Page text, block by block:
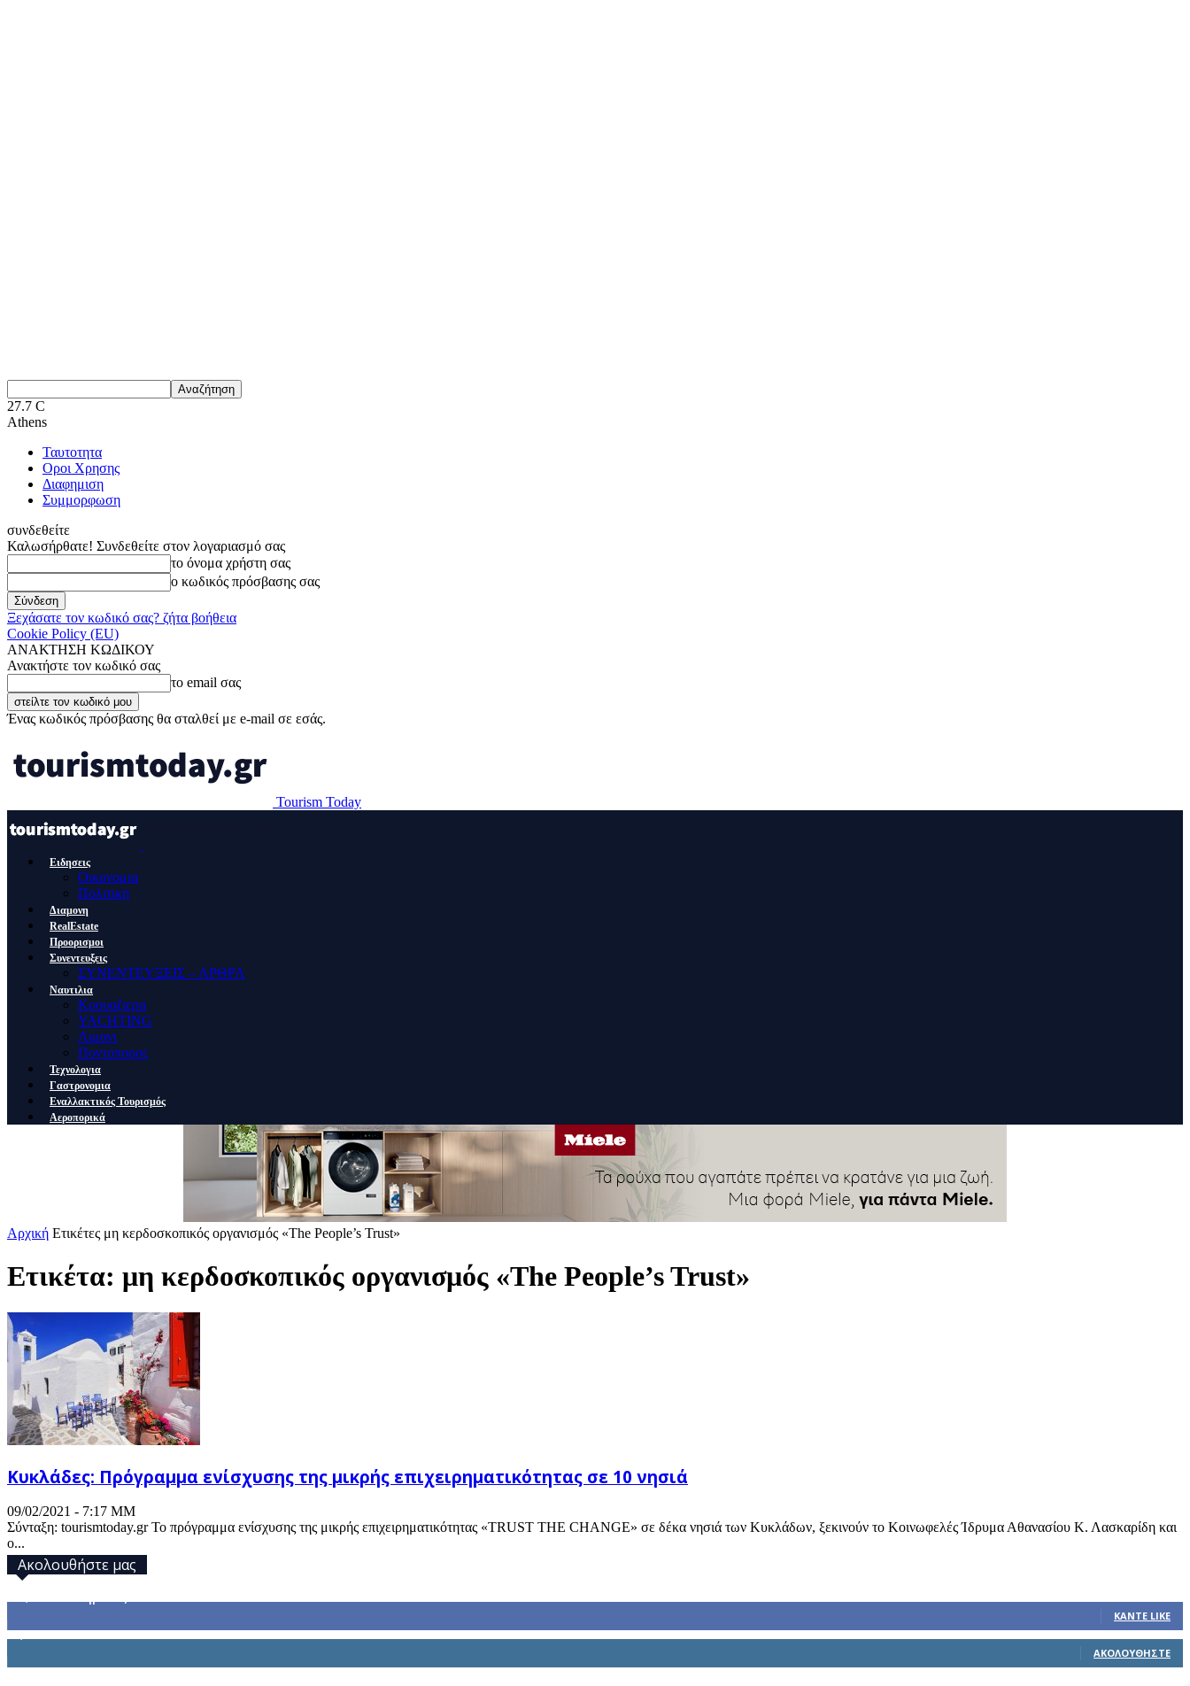
27.7 C
Athens
Ταυτοτητα
Οροι Χρησης
Διαφημιση
Συμμορφωση
συνδεθείτε
Καλωσήρθατε! Συνδεθείτε στον λογαριασμό σας
το όνομα χρήστη σας
ο κωδικός πρόσβασης σας
Ξεχάσατε τον κωδικό σας? ζήτα βοήθεια
Cookie Policy (EU)
ΑΝΑΚΤΗΣΗ ΚΩΔΙΚΟΥ
Ανακτήστε τον κωδικό σας
το email σας
Ένας κωδικός πρόσβασης θα σταλθεί με e-mail σε εσάς.
Tourism Today
Ειδησεις
Οικονομια
Πολιτικη
Διαμονη
RealEstate
Προορισμοι
Συνεντευξεις
ΣΥΝΕΝΤΕΥΞΕΙΣ – ΑΡΘΡΑ
Ναυτιλια
Κρουαζιερα
YACHTING
Λιμανι
Ποντοπορος
Τεχνολογια
Γαστρονομια
Εναλλακτικός Τουρισμός
Αεροπορικά
Αρχική Ετικέτες μη κερδοσκοπικός οργανισμός «The People’s Trust»
Ετικέτα: μη κερδοσκοπικός οργανισμός «The People’s Trust»
Κυκλάδες: Πρόγραμμα ενίσχυσης της μικρής επιχειρηματικότητας σε 10 νησιά
09/02/2021 - 7:17 ΜΜ
Σύνταξη: tourismtoday.gr Το πρόγραμμα ενίσχυσης της μικρής επιχειρηματικότητας «TRUST THE CHANGE» σε δέκα νησιά των Κυκλάδων, ξεκινούν το Κοινωφελές Ίδρυμα Αθανασίου Κ. Λασκαρίδη και
ο...
Ακολουθήστε μας
ΚΆΝΤΕ LIKE
ΑΚΟΛΟΥΘΉΣΤΕ